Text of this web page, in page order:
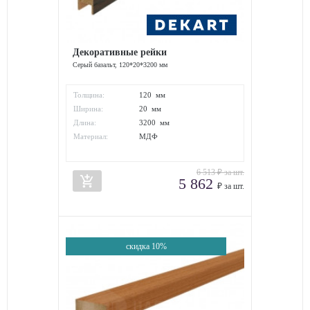
Декоративные рейки
Серый базальт, 120*20*3200 мм
Толщина:
120 мм
Ширина:
20 мм
Длина:
3200 мм
Материал:
МДФ
add_shopping_cart
6 513₽ за шт.
5 862 ₽ за шт.
скидка 10%